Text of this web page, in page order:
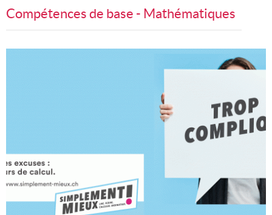
Suggestions
Bon cadeau
Compétences de base - Mathématiques